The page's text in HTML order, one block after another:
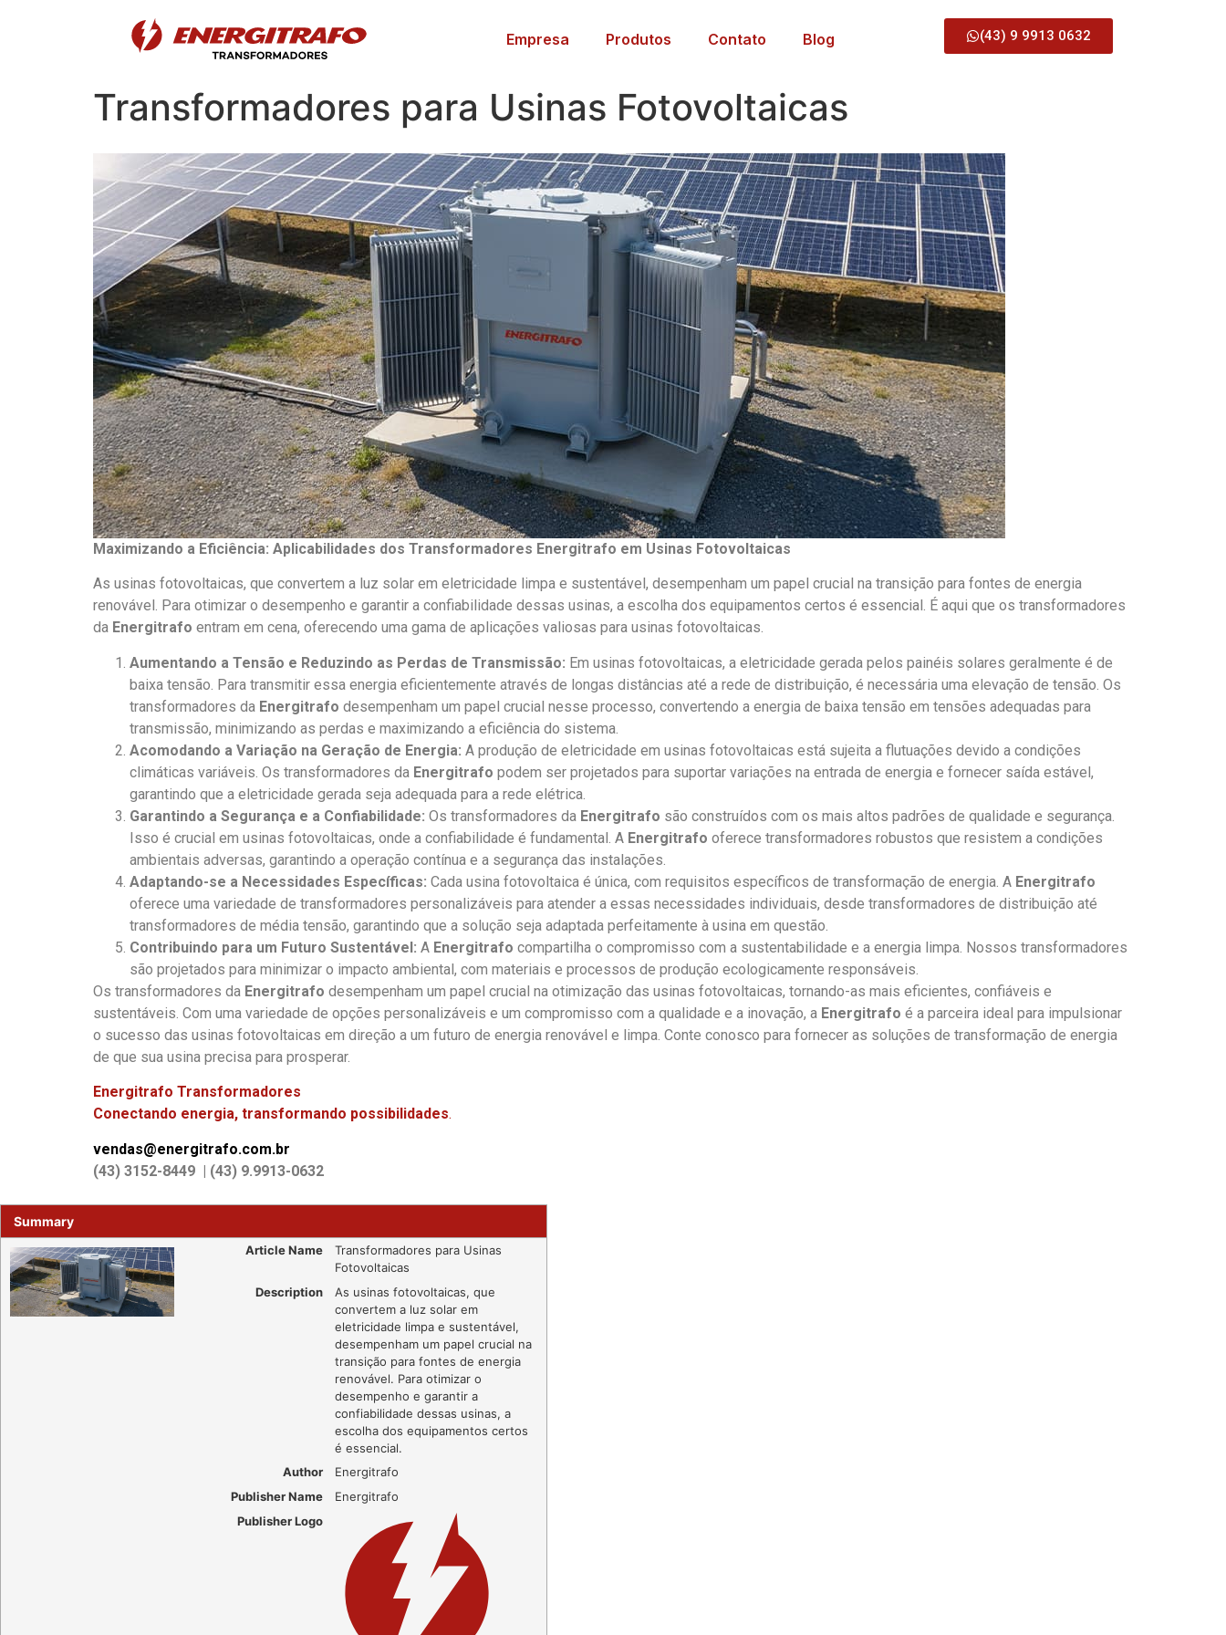
Empresa Produtos Contato Blog (43) 9 9913 0632
Transformadores para Usinas Fotovoltaicas
Maximizando a Eficiência: Aplicabilidades dos Transformadores Energitrafo em Usinas Fotovoltaicas
As usinas fotovoltaicas, que convertem a luz solar em eletricidade limpa e sustentável, desempenham um papel crucial na transição para fontes de energia
renovável. Para otimizar o desempenho e garantir a confiabilidade dessas usinas, a escolha dos equipamentos certos é essencial. É aqui que os transformadores
da Energitrafo entram em cena, oferecendo uma gama de aplicações valiosas para usinas fotovoltaicas.
Aumentando a Tensão e Reduzindo as Perdas de Transmissão: Em usinas fotovoltaicas, a eletricidade gerada pelos painéis solares geralmente é de
baixa tensão. Para transmitir essa energia eficientemente através de longas distâncias até a rede de distribuição, é necessária uma elevação de tensão. Os
transformadores da Energitrafo desempenham um papel crucial nesse processo, convertendo a energia de baixa tensão em tensões adequadas para
transmissão, minimizando as perdas e maximizando a eficiência do sistema.
Acomodando a Variação na Geração de Energia: A produção de eletricidade em usinas fotovoltaicas está sujeita a flutuações devido a condições
climáticas variáveis. Os transformadores da Energitrafo podem ser projetados para suportar variações na entrada de energia e fornecer saída estável,
garantindo que a eletricidade gerada seja adequada para a rede elétrica.
Garantindo a Segurança e a Confiabilidade: Os transformadores da Energitrafo são construídos com os mais altos padrões de qualidade e segurança.
Isso é crucial em usinas fotovoltaicas, onde a confiabilidade é fundamental. A Energitrafo oferece transformadores robustos que resistem a condições
ambientais adversas, garantindo a operação contínua e a segurança das instalações.
Adaptando-se a Necessidades Específicas: Cada usina fotovoltaica é única, com requisitos específicos de transformação de energia. A Energitrafo
oferece uma variedade de transformadores personalizáveis para atender a essas necessidades individuais, desde transformadores de distribuição até
transformadores de média tensão, garantindo que a solução seja adaptada perfeitamente à usina em questão.
Contribuindo para um Futuro Sustentável: A Energitrafo compartilha o compromisso com a sustentabilidade e a energia limpa. Nossos transformadores
são projetados para minimizar o impacto ambiental, com materiais e processos de produção ecologicamente responsáveis.
Os transformadores da Energitrafo desempenham um papel crucial na otimização das usinas fotovoltaicas, tornando-as mais eficientes, confiáveis e
sustentáveis. Com uma variedade de opções personalizáveis e um compromisso com a qualidade e a inovação, a Energitrafo é a parceira ideal para impulsionar
o sucesso das usinas fotovoltaicas em direção a um futuro de energia renovável e limpa. Conte conosco para fornecer as soluções de transformação de energia
de que sua usina precisa para prosperar.
Energitrafo Transformadores
Conectando energia, transformando possibilidades.
vendas@energitrafo.com.br
(43) 3152-8449 | (43) 9.9913-0632
Summary
Article Name
Transformadores para Usinas
Fotovoltaicas
Description
As usinas fotovoltaicas, que
convertem a luz solar em
eletricidade limpa e sustentável,
desempenham um papel crucial na
transição para fontes de energia
renovável. Para otimizar o
desempenho e garantir a
confiabilidade dessas usinas, a
escolha dos equipamentos certos
é essencial.
Author
Energitrafo
Publisher Name
Energitrafo
Publisher Logo